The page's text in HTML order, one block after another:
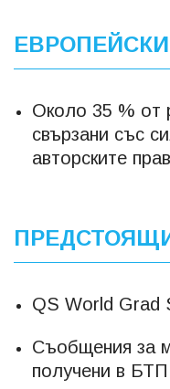
Около 35 % от
свързани със
авторските
QS World Grad
Съобщения за
получени в